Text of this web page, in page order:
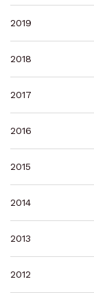
2019
2018
2017
2016
2015
2014
2013
2012